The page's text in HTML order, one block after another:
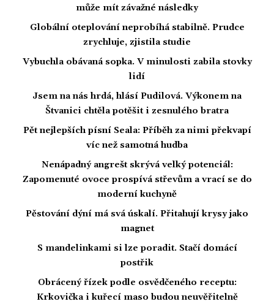
může mít závažné následky
Globální oteplování neprobíhá stabilně. Prudce
zrychluje, zjistila studie
Vybuchla obávaná sopka. V minulosti zabila stovky
lidí
Jsem na nás hrdá, hlásí Pudilová. Výkonem na
Štvanici chtěla potěšit i zesnulého bratra
Pět nejlepších písní Seala: Příběh za nimi překvapí
víc než samotná hudba
Nenápadný angrešt skrývá velký potenciál:
Zapomenuté ovoce prospívá střevům a vrací se do
moderní kuchyně
Pěstování dýní má svá úskalí. Přitahují krysy jako
magnet
S mandelinkami si lze poradit. Stačí domácí
postřik
Obrácený řízek podle osvědčeného receptu:
Krkovička i kuřecí maso budou neuvěřitelně